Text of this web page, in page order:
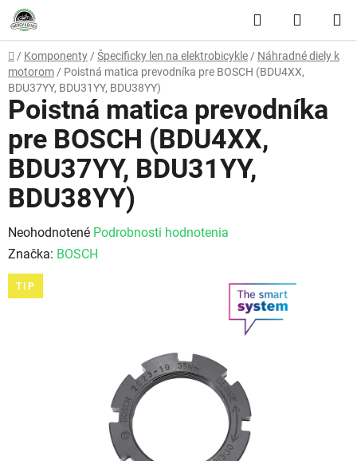
Prejsť na obsah Hľadať
Domov
/ Komponenty / Špecificky len na elektrobicykle / Náhradné diely k
motorom / Poistná matica prevodníka pre BOSCH (BDU4XX,
BDU37YY, BDU31YY, BDU38YY)
Poistná matica prevodníka
pre BOSCH (BDU4XX,
BDU37YY, BDU31YY,
BDU38YY)
Priemerné hodnotenie produktu je 0,0 z 5 hviezdičiek.
Neohodnotené Podrobnosti hodnotenia
Značka: BOSCH
TIP